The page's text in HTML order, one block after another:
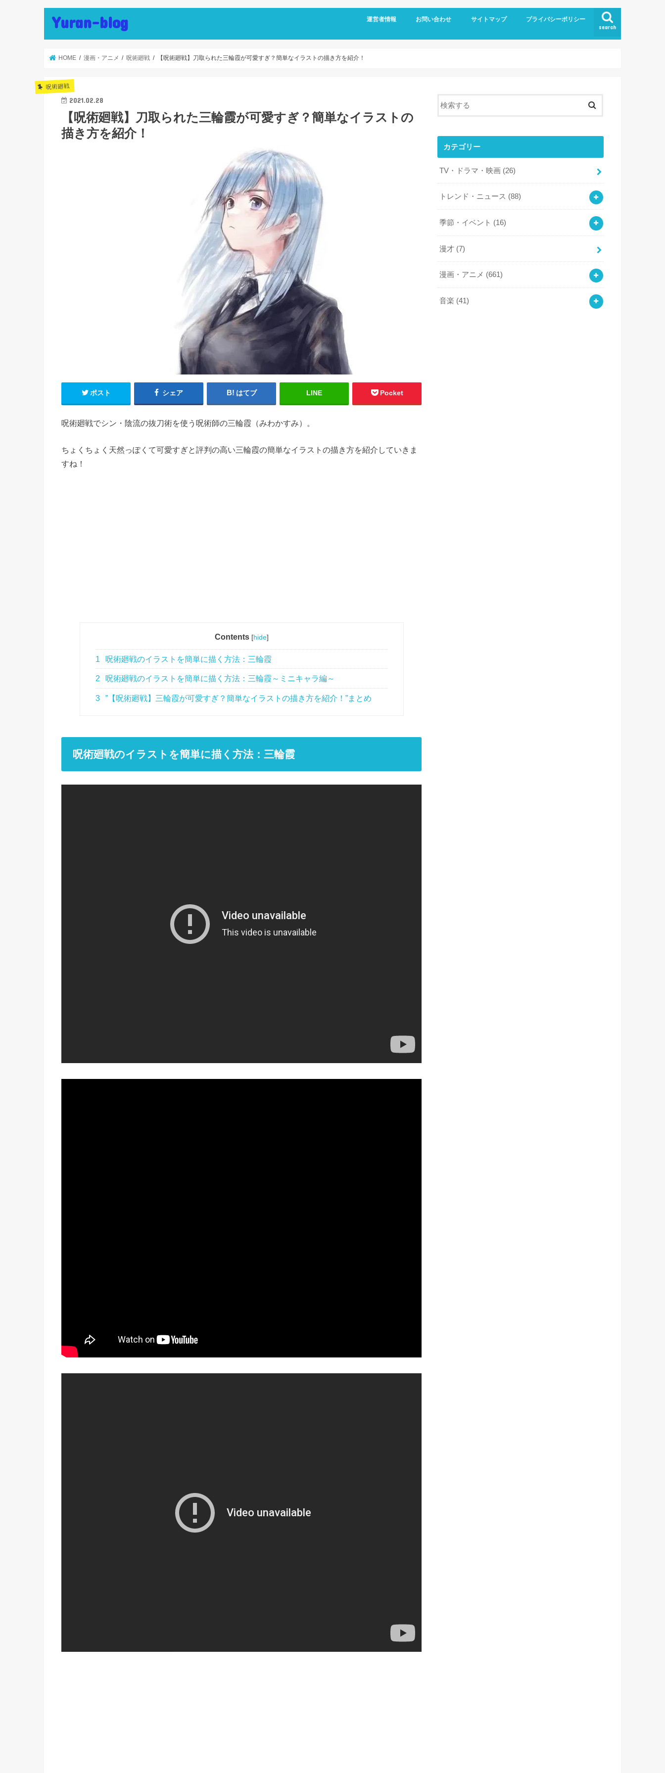
Yuran-blog search
運営者情報 お問い合わせ サイトマップ プライバシーポリシー
HOME 漫画・アニメ 呪術廻戦 【呪術廻戦】刀取られた三輪霞が可愛すぎ？簡単なイラストの描き方を紹介！
呪術廻戦
2021.02.28
【呪術廻戦】刀取られた三輪霞が可愛すぎ？簡単なイラストの
描き方を紹介！
ポスト シェア はてブ LINE Pocket
呪術廻戦でシン・陰流の抜刀術を使う呪術師の三輪霞（みわかすみ）。
ちょくちょく天然っぽくて可愛すぎと評判の高い三輪霞の簡単なイラストの描き方を紹介していきま
すね！
Contents [hide]
1 呪術廻戦のイラストを簡単に描く方法：三輪霞
2 呪術廻戦のイラストを簡単に描く方法：三輪霞～ミニキャラ編～
3 ”【呪術廻戦】三輪霞が可愛すぎ？簡単なイラストの描き方を紹介！”まとめ
呪術廻戦のイラストを簡単に描く方法：三輪霞
カテゴリー
TV・ドラマ・映画 (26)
トレンド・ニュース (88)
季節・イベント (16)
漫才 (7)
漫画・アニメ (661)
音楽 (41)